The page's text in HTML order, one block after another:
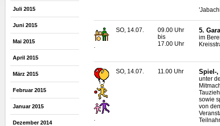
Juli 2015
Juni 2015
Mai 2015
April 2015
März 2015
Februar 2015
Januar 2015
Dezember 2014
.
SO, 14.07.
09.00 Uhr
bis
17.00 Uhr
5.
im
SO, 14.07. 11.00 Uhr Spiel-
unter
sowie
von